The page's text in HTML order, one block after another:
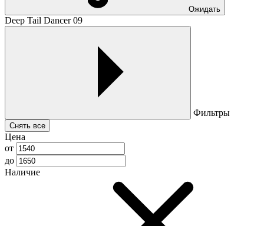
Ожидать
Deep Tail Dancer 09
Фильтры
Снять все
Цена
от
до
Наличие